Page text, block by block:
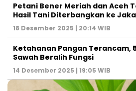
Petani Bener Meriah dan Aceh
Hasil Tani Diterbangkan ke
18 Desember 2025 | 20:14 WIB
Ketahanan Pangan Terancam,
Sawah Beralih Fungsi
14 Desember 2025 | 19:05 WIB